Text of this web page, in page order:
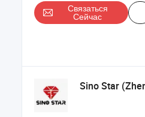
Связаться
Сейчас
Sino Star